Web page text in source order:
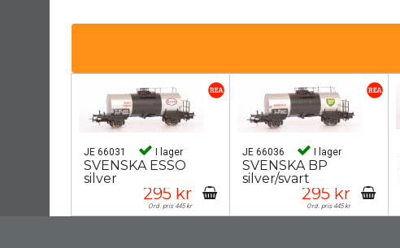
JE 66031 I lager
SVENSKA ESSO
silver
295 kr
Ord. pris 445 kr
JE 66036 I lager
SVENSKA BP
silver/svart
295 kr
Ord. pris 445 kr